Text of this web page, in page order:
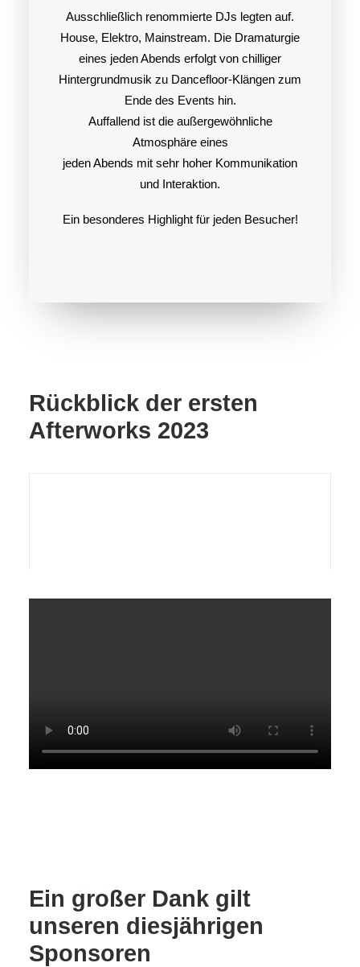
Ausschließlich renommierte DJs legten auf.
House, Elektro, Mainstream. Die Dramaturgie
eines jeden Abends erfolgt von chilliger
Hintergrundmusik zu Dancefloor-Klängen zum
Ende des Events hin.
Auffallend ist die außergewöhnliche
Atmosphäre eines
jeden Abends mit sehr hoher Kommunikation
und Interaktion.
Ein besonderes Highlight für jeden Besucher!
Rückblick der ersten
Afterworks 2023
Ein großer Dank gilt
unseren diesjährigen
Sponsoren